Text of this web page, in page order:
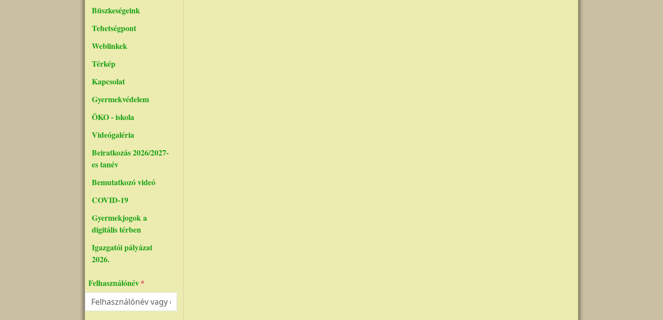
Büszkeségeink
Tehetségpont
Weblinkek
Térkép
Kapcsolat
Gyermekvédelem
ÖKO - iskola
Videógaléria
Beiratkozás 2026/2027-
es tanév
Bemutatkozó videó
COVID-19
Gyermekjogok a
digitális térben
Igazgatói pályázat
2026.
Felhasználónév